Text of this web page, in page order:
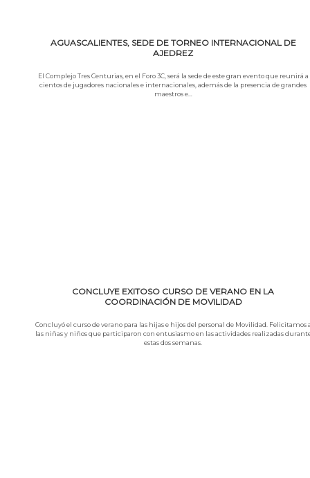
AGUASCALIENTES, SEDE DE TORNEO INTERNACIONAL DE
AJEDREZ
El Complejo Tres Centurias, en el Foro 3C, será la sede de este gran evento que reunirá a
cientos de jugadores nacionales e internacionales, además de la presencia de grandes
maestros e…
CONCLUYE EXITOSO CURSO DE VERANO EN LA
COORDINACIÓN DE MOVILIDAD
Concluyó el curso de verano para las hijas e hijos del personal de Movilidad. Felicitamos
las niñas y niños que participaron con entusiasmo en las actividades realizadas
estas dos semanas.